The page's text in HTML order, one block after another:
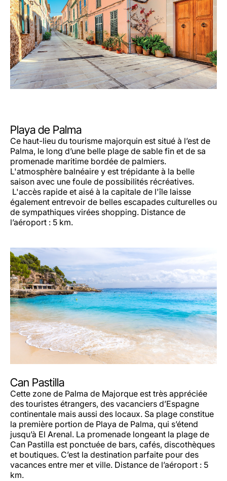
Playa de Palma
Ce haut-lieu du tourisme majorquin est situé à l’est de
Palma, le long d’une belle plage de sable fin et de sa
promenade maritime bordée de palmiers.
L'atmosphère balnéaire y est trépidante à la belle
saison avec une foule de possibilités récréatives.
L'accès rapide et aisé à la capitale de l'île laisse
également entrevoir de belles escapades culturelles ou
de sympathiques virées shopping. Distance de
l’aéroport : 5 km.
Can Pastilla
Cette zone de Palma de Majorque est très appréciée
des touristes étrangers, des vacanciers d’Espagne
continentale mais aussi des locaux. Sa plage constitue
la première portion de Playa de Palma, qui s’étend
jusqu’à El Arenal. La promenade longeant la plage de
Can Pastilla est ponctuée de bars, cafés, discothèques
et boutiques. C’est la destination parfaite pour des
vacances entre mer et ville. Distance de l’aéroport : 5
km.